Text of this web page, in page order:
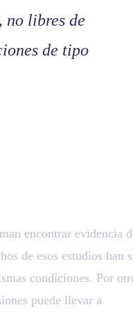
no libres de
de tipo
encontrar evidencia
de esos estudios han
condiciones. Por
puede llevar a